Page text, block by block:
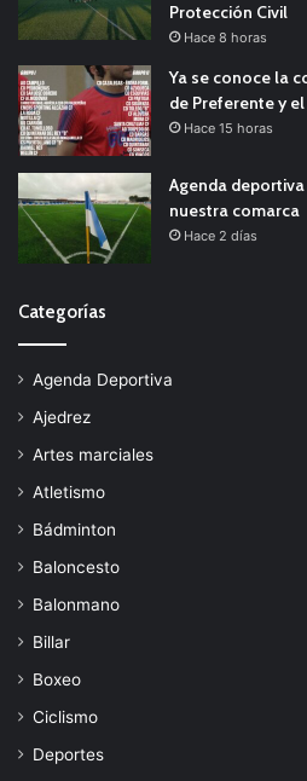
Protección Civil
Hace 8 horas
Ya se conoce la
de Preferente y
Hace 15 horas
Agenda
nuestra comarca
Hace 2 días
Categorías
Agenda Deportiva
Ajedrez
Artes marciales
Atletismo
Bádminton
Baloncesto
Balonmano
Billar
Boxeo
Ciclismo
Deportes